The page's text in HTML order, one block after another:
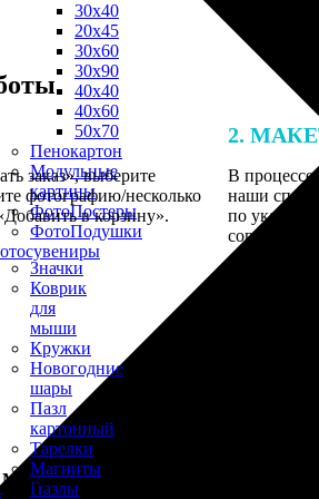
30х40
20х45
30х60
30х90
40х40
40х60
50х70
Пенокартон
Модульные
картины
ФотоПостеры
ФотоПодушки
Значки
Коврик
для
мыши
Кружки
Новогодние
шары
Пазл
картонный
Тарелки
Магниты
Пазлы
заказ», выберите
фотографию/несколько
в корзину».
2.
В процессе
наши
по
Маркова :